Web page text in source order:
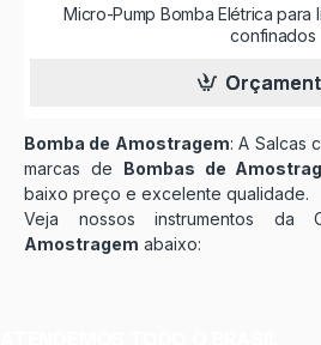
Bomba de Amostragem: A Salcas
marcas de Bombas de
baixo preço e excelente qualidade.
Veja nossos instrumentos da
Amostragem abaixo:
Micro-Pump Bomba Elétrica
confinados